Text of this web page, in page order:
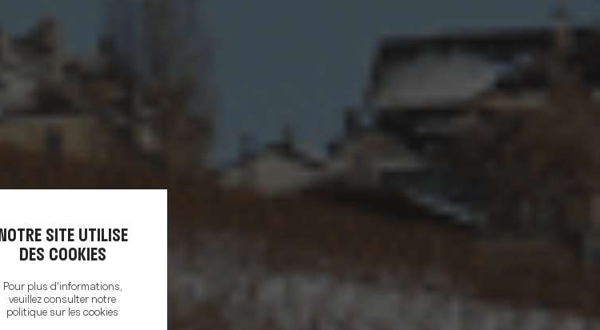
NOTRE SITE UTILISE
DES COOKIES
Pour plus d'informations,
veuillez consulter notre
politique sur les cookies